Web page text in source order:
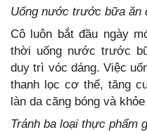
Uống nước trước bữa ăn
Cô luôn bắt đầu ngày
thời uống nước trước
duy trì vóc dáng. Việc
thanh lọc cơ thể, tăng
làn da căng bóng và
Tránh ba loại thực phẩm